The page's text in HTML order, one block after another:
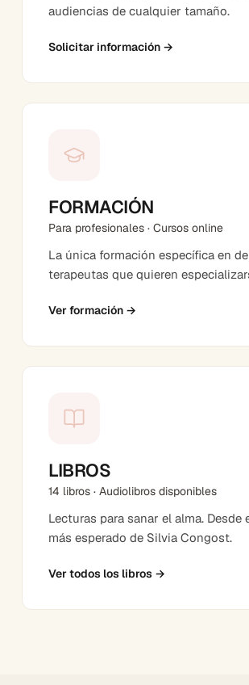
audiencias de cualquier tamaño.
Solicitar información →
FORMACIÓN
Para profesionales · Cursos online
La única formación específica en
terapeutas que quieren
Ver formación →
LIBROS
14 libros · Audiolibros disponibles
Lecturas para sanar el alma.
más esperado de Silvia Congost.
Ver todos los libros →